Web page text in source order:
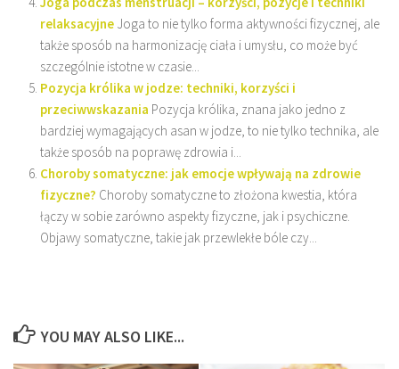
relaksacyjne Joga to nie tylko forma aktywności fizycznej, ale
także sposób na harmonizację ciała i umysłu, co może być
szczególnie istotne w czasie...
Pozycja królika w jodze: techniki, korzyści i
przeciwwskazania Pozycja królika, znana jako jedno z
bardziej wymagających asan w jodze, to nie tylko technika, ale
także sposób na poprawę zdrowia i...
Choroby somatyczne: jak emocje wpływają na zdrowie
fizyczne? Choroby somatyczne to złożona kwestia, która
łączy w sobie zarówno aspekty fizyczne, jak i psychiczne.
Objawy somatyczne, takie jak przewlekłe bóle czy...
YOU MAY ALSO LIKE...